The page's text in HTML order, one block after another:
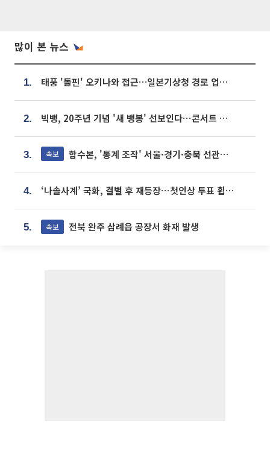
많이 본 뉴스
1. 태풍 '돌핀' 오키나와 접근…일본기상청 경로 업데이트
2. 빅뱅, 20주년 기념 '새 뱅봉' 선보인다⋯콘서트 앞두고 팝업 개최
3. 속보 합수본, '통계 조작' 서울·경기·충북 선관위 등 추가 압수수색
4. ‘나솔사계’ 국화, 결별 후 재등장⋯첫인상 투표 휩쓸고 ‘인기녀’ 등극
5. 속보 전북 완주 삼례읍 공장서 화재 발생